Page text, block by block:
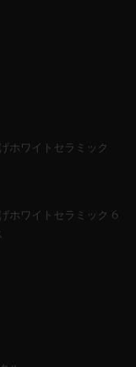
ホワイトセラミック
ホワイトセラミック 6